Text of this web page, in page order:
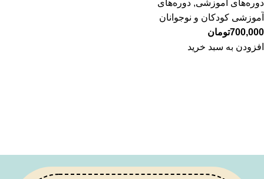
دوره‌های آموزشی, دوره‌های
آموزشی کودکان و نوجوانان
700,000تومان
افزودن به سبد خرید